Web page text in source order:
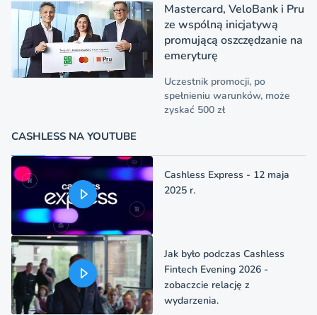
Mastercard, VeloBank i Pru
ze wspólną inicjatywą
promującą oszczędzanie na
emeryturę
Uczestnik promocji, po
spełnieniu warunków, może
zyskać 500 zł
CASHLESS NA YOUTUBE
Cashless Express - 12 maja
2025 r.
Jak było podczas Cashless
Fintech Evening 2026 -
zobaczcie relację z
wydarzenia.